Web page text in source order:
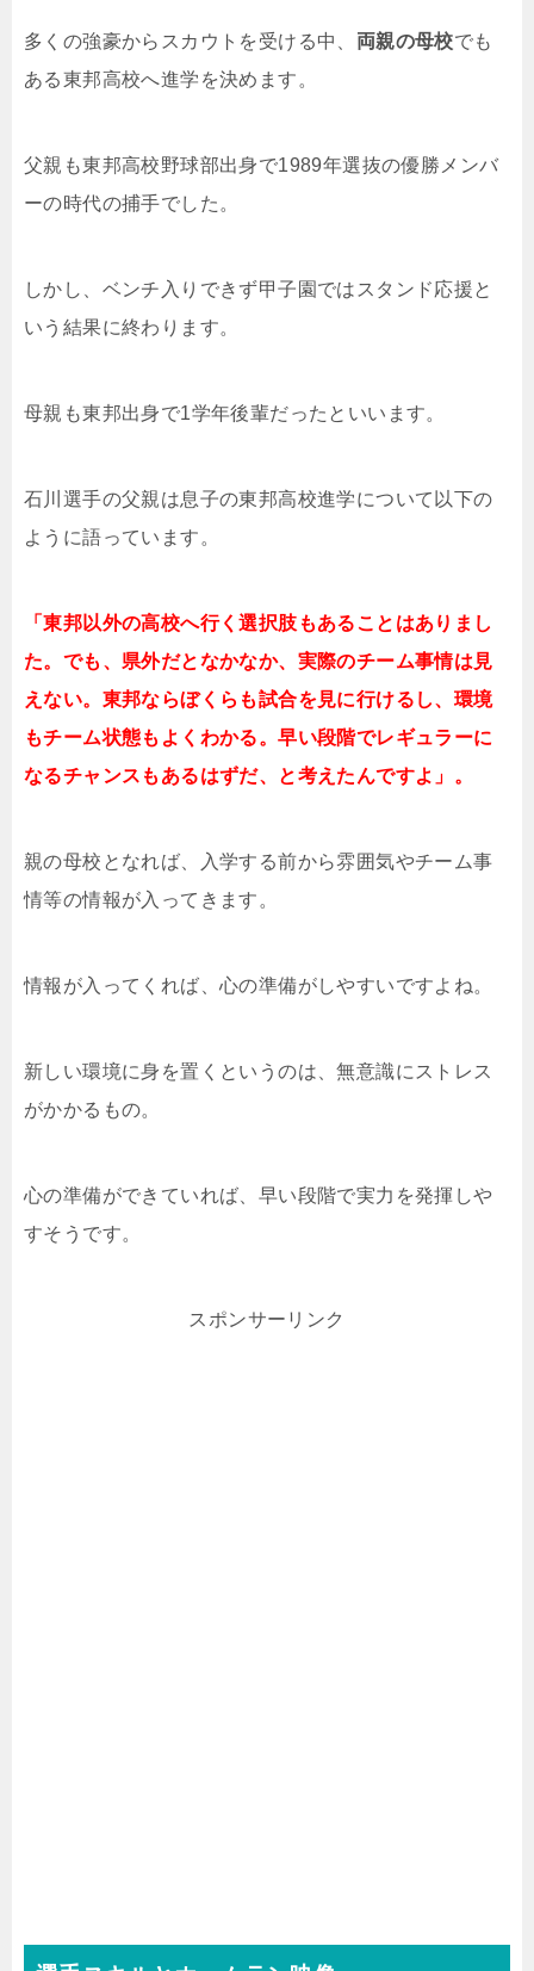
多くの強豪からスカウトを受ける中、 両親の母校でも
ある東邦高校へ進学を決めます。
父親も東邦高校野球部出身で1989年選抜の優勝メンバ
ーの時代の捕手でした。
しかし、ベンチ入りできず甲子園ではスタンド応援と
いう結果に終わります。
母親も東邦出身で1学年後輩だったといいます。
石川選手の父親は息子の東邦高校進学について以下の
ように語っています。
「東邦以外の高校へ行く選択肢もあることはありまし
た。でも、県外だとなかなか、実際のチーム事情は見
えない。東邦ならぼくらも試合を見に行けるし、環境
もチーム状態もよくわかる。早い段階でレギュラーに
なるチャンスもあるはずだ、と考えたんですよ」。
親の母校となれば、入学する前から雰囲気やチーム事
情等の情報が入ってきます。
情報が入ってくれば、心の準備がしやすいですよね。
新しい環境に身を置くというのは、無意識にストレス
がかかるもの。
心の準備ができていれば、早い段階で実力を発揮しや
すそうです。
スポンサーリンク